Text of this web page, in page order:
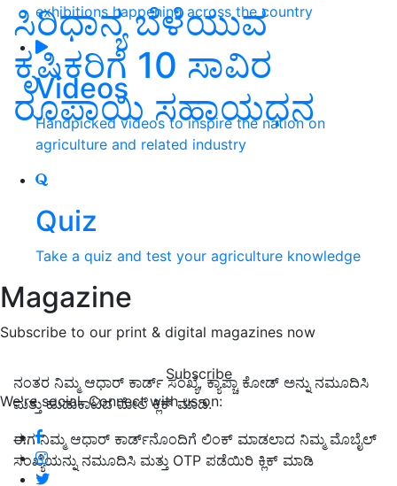
exhibitions happening across the country
Videos
Handpicked videos to inspire the nation on
agriculture and related industry
Quiz
Take a quiz and test your agriculture knowledge
Magazine
Subscribe to our print & digital magazines now
Subscribe
We're social. Connect with us on:
ಸಿರಿಧಾನ್ಯ ಬೆಳೆಯುವ
ಕೃಷಿಕರಿಗೆ 10 ಸಾವಿರ
ರೂಪಾಯಿ ಸಹಾಯಧನ
ನಂತರ ನಿಮ್ಮ ಆಧಾರ್ ಕಾರ್ಡ್ ಸಂಖ್ಯೆ, ಕ್ಯಾಪ್ಚಾ ಕೋಡ್ ಅನ್ನು ನಮೂದಿಸಿ
ಮತ್ತು ಹುಡುಕಾಟದ ಮೇಲೆ ಕ್ಲಿಕ್ ಮಾಡಿ.
ಈಗ ನಿಮ್ಮ ಆಧಾರ್ ಕಾರ್ಡ್‌ನೊಂದಿಗೆ ಲಿಂಕ್ ಮಾಡಲಾದ ನಿಮ್ಮ ಮೊಬೈಲ್
ಸಂಖ್ಯೆಯನ್ನು ನಮೂದಿಸಿ ಮತ್ತು OTP ಪಡೆಯಿರಿ ಕ್ಲಿಕ್ ಮಾಡಿ